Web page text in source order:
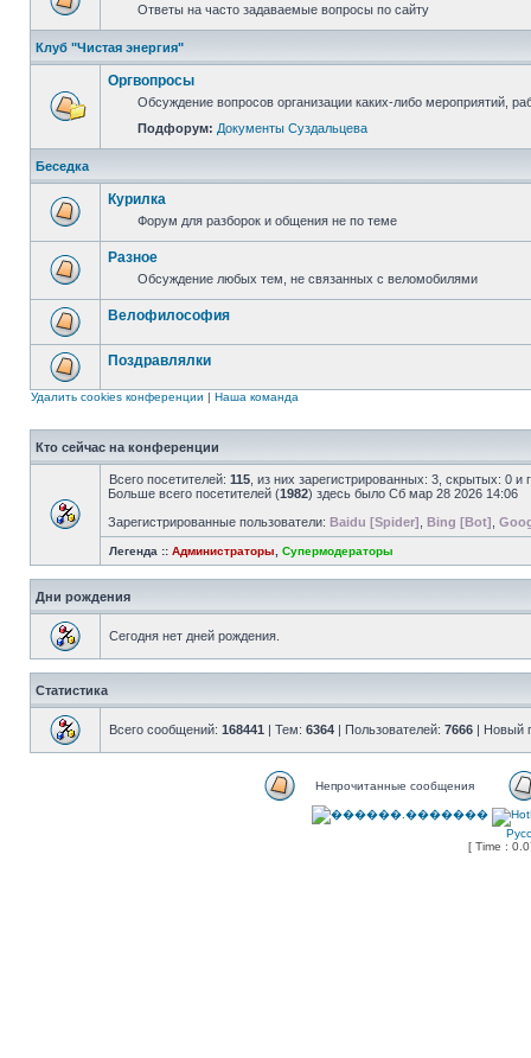
Ответы на часто задаваемые вопросы по сайту
Клуб "Чистая энергия"
Оргвопросы
Обсуждение вопросов организации каких-либо мероприятий,
Подфорум: Документы Суздальцева
Беседка
Курилка
Форум для разборок и общения не по теме
Разное
Обсуждение любых тем, не связанных с веломобилями
Велофилософия
Поздравлялки
Удалить cookies конференции | Наша команда
Кто сейчас на конференции
Всего посетителей: 115 , из них зарегистрированных: 3, скрытых: 0
Больше всего посетителей (1982) здесь было Сб мар 28 2026 14:06
Зарегистрированные пользователи: Baidu [Spider] Bing [Bot]
Легенда :: Администраторы Супермодераторы
Дни рождения
Сегодня нет дней рождения.
Статистика
Всего сообщений: 168441 | Тем: 6364 | Пользователей: 7666 | Новый
Непрочитанные сообщения
[ Time :